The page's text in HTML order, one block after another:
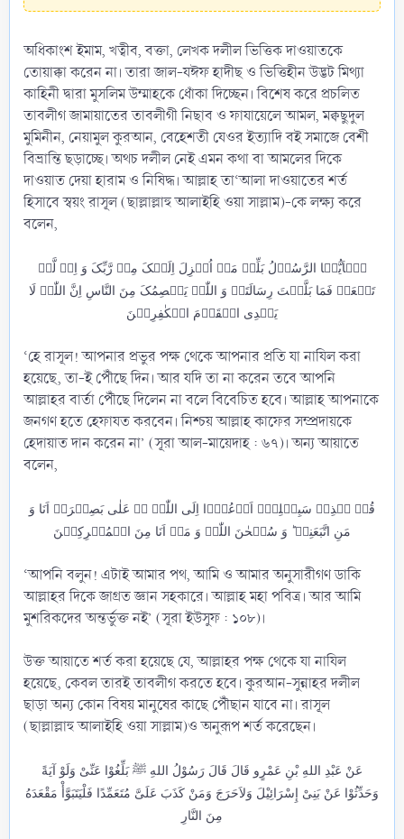
অধিকাংশ ইমাম, খত্বীব, বক্তা, লেখক দলীল ভিত্তিক দাওয়াতকে
তোয়াক্কা করেন না। তারা জাল-যঈফ হাদীছ ও ভিত্তিহীন উদ্ভট মিথ্যা
কাহিনী দ্বারা মুসলিম উম্মাহকে ধোঁকা দিচ্ছেন। বিশেষ করে প্রচলিত
তাবলীগ জামায়াতের তাবলীগী নিছাব ও ফাযায়েলে আমল, মক্বছুদুল
মুমিনীন, নেয়ামুল কুরআন, বেহেশতী যেওর ইত্যাদি বই সমাজে বেশী
বিভ্রান্তি ছড়াচ্ছে। অথচ দলীল নেই এমন কথা বা আমলের দিকে
দাওয়াত দেয়া হারাম ও নিষিদ্ধ। আল্লাহ তা‘আলা দাওয়াতের শর্ত
হিসাবে স্বয়ং রাসূল (ছাল্লাল্লাহু আলাইহি ওয়া সাল্লাম)-কে লক্ষ্য করে
বলেন,
یٰۤاَیُّہَا الرَّسُوۡلُ بَلِّغۡ مَاۤ اُنۡزِلَ اِلَیۡکَ مِنۡ رَّبِّکَ وَ اِنۡ لَّمۡ
تَفۡعَلۡ فَمَا بَلَّغۡتَ رِسَالَتَہٗ وَ اللّٰہُ یَعۡصِمُکَ مِنَ النَّاسِ اِنَّ اللّٰہَ لَا
یَہۡدِی الۡقَوۡمَ الۡکٰفِرِیۡنَ
‘হে রাসূল! আপনার প্রভুর পক্ষ থেকে আপনার প্রতি যা নাযিল করা
হয়েছে, তা-ই পৌঁছে দিন। আর যদি তা না করেন তবে আপনি
আল্লাহর বার্তা পৌঁছে দিলেন না বলে বিবেচিত হবে। আল্লাহ আপনাকে
জনগণ হতে হেফাযত করবেন। নিশ্চয় আল্লাহ কাফের সম্প্রদায়কে
হেদায়াত দান করেন না’ (সূরা আল-মায়েদাহ : ৬৭)। অন্য আয়াতে
বলেন,
قُلۡ ہٰذِہٖ سَبِیۡلِیۡۤ اَدۡعُوۡۤا اِلَی اللّٰہِ ۟ؔ عَلٰی بَصِیۡرَۃٍ اَنَا وَ
مَنِ اتَّبَعَنِیۡ ؕ وَ سُبۡحٰنَ اللّٰہِ وَ مَاۤ اَنَا مِنَ الۡمُشۡرِکِیۡنَ
‘আপনি বলুন! এটাই আমার পথ, আমি ও আমার অনুসারীগণ ডাকি
আল্লাহর দিকে জাগ্রত জ্ঞান সহকারে। আল্লাহ মহা পবিত্র। আর আমি
মুশরিকদের অন্তর্ভুক্ত নই’ (সূরা ইউসুফ : ১০৮)।
উক্ত আয়াতে শর্ত করা হয়েছে যে, আল্লাহর পক্ষ থেকে যা নাযিল
হয়েছে, কেবল তারই তাবলীগ করতে হবে। কুরআন-সুন্নাহর দলীল
ছাড়া অন্য কোন বিষয় মানুষের কাছে পৌঁছান যাবে না। রাসূল
(ছাল্লাল্লাহু আলাইহি ওয়া সাল্লাম)ও অনুরূপ শর্ত করেছেন।
عَنْ عَبْدِ اللهِ بْنِ عَمْرٍو قَالَ قَالَ رَسُوْلُ اللهِ ﷺ بَلِّغُوْا عَنِّىْ وَلَوْ آيَةً
وَحَدِّثُوْا عَنْ بَنِىْ إِسْرَائِيْلَ وَلاَحَرَجَ وَمَنْ كَذَبَ عَلَىَّ مُتَعَمِّدًا فَلْيَتَبَوَّأْ مَقْعَدَهُ
مِنَ النَّارِ